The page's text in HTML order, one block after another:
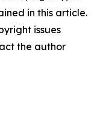
in this article.
issues
the author